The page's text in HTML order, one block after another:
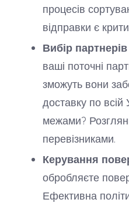
процесів
відправки є
Вибір
ваші поточні
зможуть вони
доставку по всій
межами?
перевізниками.
Керування
обробляєте
Ефективна